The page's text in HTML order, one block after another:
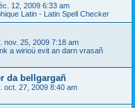
12, 2009 6:33 am
Latin - Latin Spell Checker
nov. 25, 2009 7:18 am
a wirioù evit an darn vrasañ
da bellgargañ
oct. 27, 2009 8:40 am